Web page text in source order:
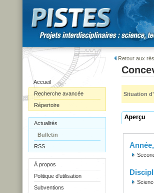
Accueil
Recherche avancée
Répertoire
Actualités
Bulletin
RSS
À propos
Politique d'utilisation
Subventions
Retour aux
Situation